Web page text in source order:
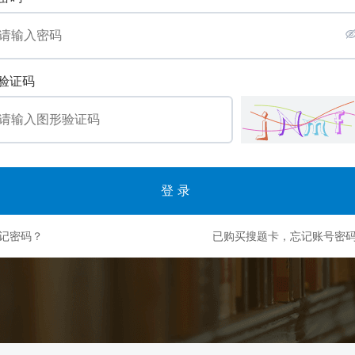
证码
登录
密码？ 已购买搜题卡，忘记账号密